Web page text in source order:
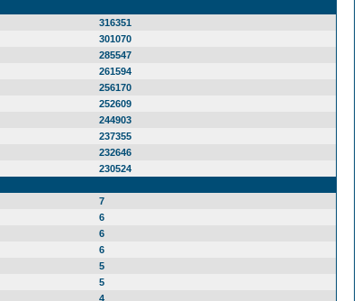
316351
301070
285547
261594
256170
252609
244903
237355
232646
230524
7
6
6
6
5
5
4